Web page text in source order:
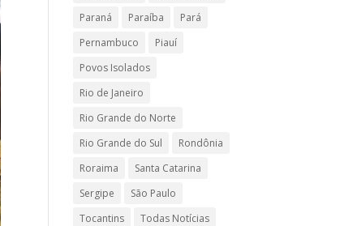
Paraná
Paraíba
Pará
Pernambuco
Piauí
Povos Isolados
Rio de Janeiro
Rio Grande do Norte
Rio Grande do Sul
Rondônia
Roraima
Santa Catarina
Sergipe
São Paulo
Tocantins
Todas Notícias